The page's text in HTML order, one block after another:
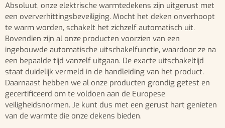
Absoluut, onze elektrische warmtedekens zijn uitgerust met
een oververhittingsbeveiliging. Mocht het deken onverhoopt
te warm worden, schakelt het zichzelf automatisch uit.
Bovendien zijn al onze producten voorzien van een
ingebouwde automatische uitschakelfunctie, waardoor ze na
een bepaalde tijd vanzelf uitgaan. De exacte uitschakeltijd
staat duidelijk vermeld in de handleiding van het product.
Daarnaast hebben we al onze producten grondig getest en
gecertificeerd om te voldoen aan de Europese
veiligheidsnormen. Je kunt dus met een gerust hart genieten
van de warmte die onze dekens bieden.